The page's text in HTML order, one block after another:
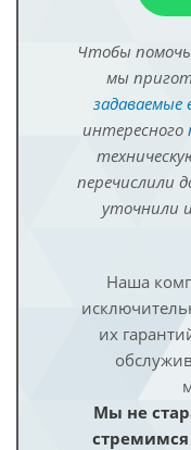
Чтобы
мы
задаваемые
интересного
перечислили
уточнили
Наша
их
Мы не